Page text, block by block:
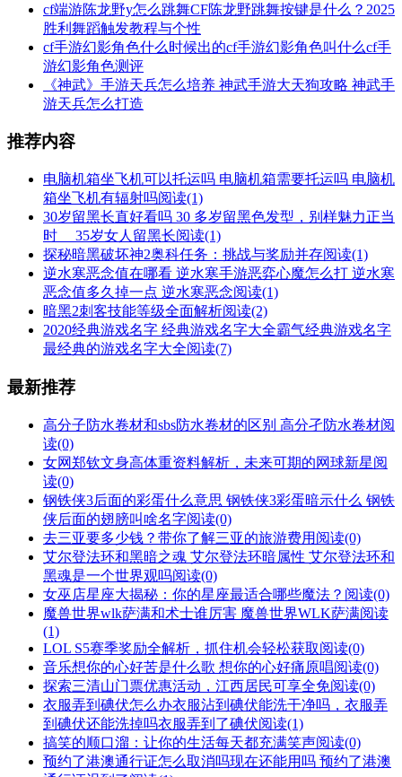
cf端游陈龙野y怎么跳舞CF陈龙野跳舞按键是什么？2025
胜利舞蹈触发教程与个性
cf手游幻影角色什么时候出的cf手游幻影角色叫什么cf手
游幻影角色测评
《神武》手游天兵怎么培养 神武手游大天狗攻略 神武手
游天兵怎么打造
推荐内容
电脑机箱坐飞机可以托运吗 电脑机箱需要托运吗 电脑机
箱坐飞机有辐射吗阅读(1)
30岁留黑长直好看吗 30 多岁留黑色发型，别样魅力正当
时__ 35岁女人留黑长阅读(1)
探秘暗黑破坏神2奥科任务：挑战与奖励并存阅读(1)
逆水寒恶念值在哪看 逆水寒手游恶弈心魔怎么打 逆水寒
恶念值多久掉一点 逆水寒恶念阅读(1)
暗黑2刺客技能等级全面解析阅读(2)
2020经典游戏名字 经典游戏名字大全霸气经典游戏名字
最经典的游戏名字大全阅读(7)
最新推荐
高分子防水卷材和sbs防水卷材的区别 高分孑防水卷材阅
读(0)
女网郑钦文身高体重资料解析，未来可期的网球新星阅
读(0)
钢铁侠3后面的彩蛋什么意思 钢铁侠3彩蛋暗示什么 钢铁
侠后面的翅膀叫啥名字阅读(0)
去三亚要多少钱？带你了解三亚的旅游费用 阅读(0)
艾尔登法环和黑暗之魂 艾尔登法环暗属性 艾尔登法环和
黑魂是一个世界观吗阅读(0)
女巫店星座大揭秘：你的星座最适合哪些魔法？ 阅读(0)
魔兽世界wlk萨满和术士谁厉害 魔兽世界WLK萨满阅读
(1)
LOL S5赛季奖励全解析，抓住机会轻松获取阅读(0)
音乐想你的心好苦是什么歌 想你的心好痛原唱阅读(0)
探索三清山门票优惠活动，江西居民可享全免阅读(0)
衣服弄到碘伏怎么办衣服沾到碘伏能洗干净吗，衣服弄
到碘伏还能洗掉吗衣服弄到了碘伏阅读(1)
搞笑的顺口溜：让你的生活每天都充满笑声阅读(0)
预约了港澳通行证怎么取消吗现在还能用吗 预约了港澳